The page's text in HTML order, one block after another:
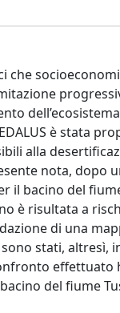
che
è stata
alla
nota, dopo
il bacino del
è risultata a
di una
stati, altresì,
effettuato
del fiume